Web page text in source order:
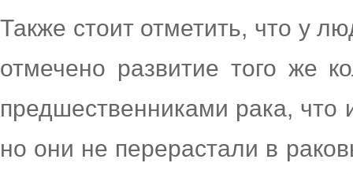
Также стоит отметить, что у
отмечено развитие того же
предшественниками рака, что
но они не перерастали в